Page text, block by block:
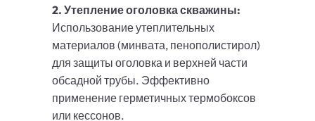
2. Утепление оголовка скважины:
Использование утеплительных
материалов (минвата, пенополистирол)
для защиты оголовка и верхней части
обсадной трубы. Эффективно
применение герметичных термобоксов
или кессонов.